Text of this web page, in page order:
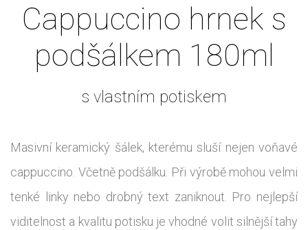
Cappuccino hrnek s
podšálkem 180ml
s vlastním potiskem
Masivní keramický šálek, kterému sluší nejen voňavé
cappuccino. Včetně podšálku. Při výrobě mohou velmi
tenké linky nebo drobný text zaniknout. Pro nejlepší
viditelnost a kvalitu potisku je vhodné volit silnější tahy